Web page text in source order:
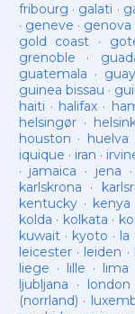
fribourg · galati ·
· geneve · genova
gold coast ·
grenoble ·
guatemala ·
guinea bissau ·
haiti · halifax ·
helsingør·
houston · huelva
iquique · iran ·
· jamaica · jena ·
karlskrona ·
kentucky· kenya
kolda · kolkata ·
kuwait· kyoto · la
leicester· leiden ·
liege · lille · lima
ljubljana · london
(norrland) ·